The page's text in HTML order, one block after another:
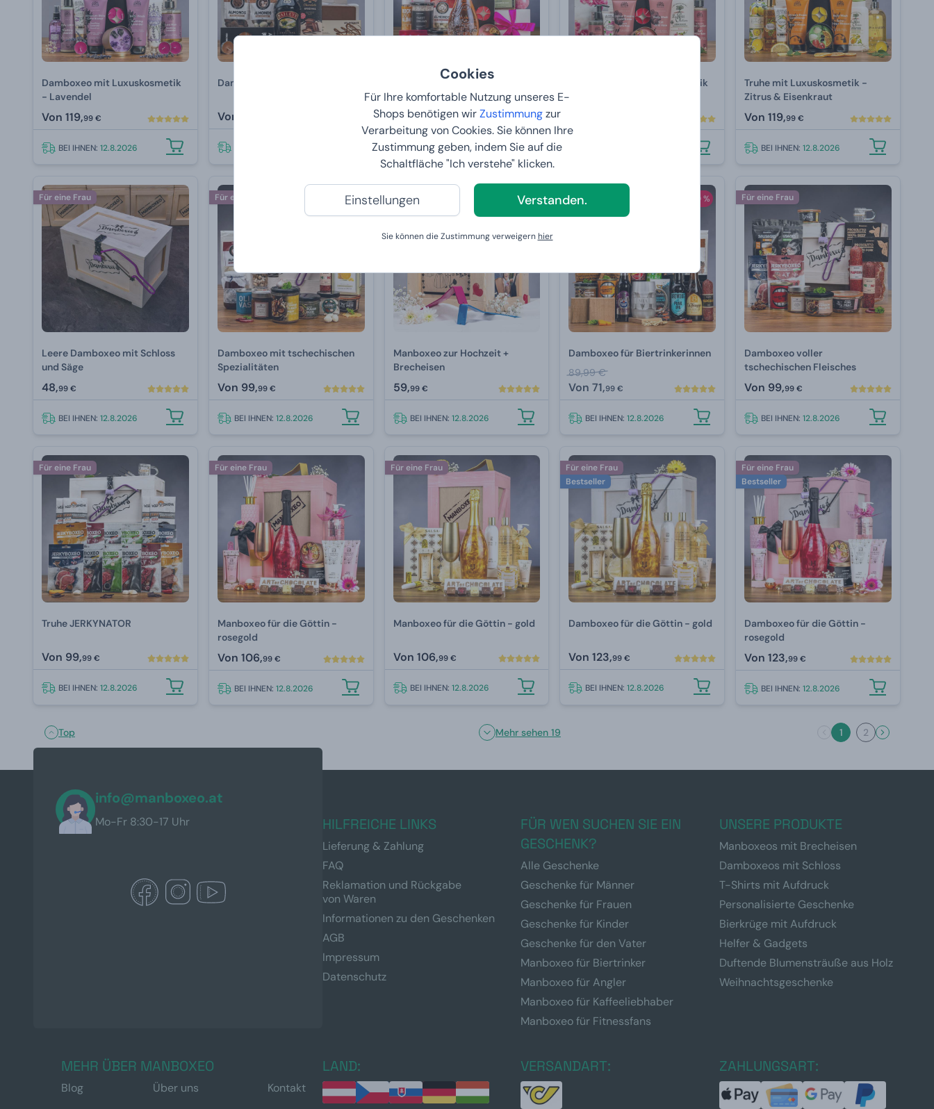
Cookies
Für Ihre komfortable Nutzung unseres E-
Shops benötigen wirZustimmungzur
Verarbeitung von Cookies. Sie können Ihre
Zustimmung geben, indem Sie auf die
Schaltfläche "Ich verstehe" klicken.
Einstellungen Verstanden.
Sie können die Zustimmung verweigernhier
Damboxeo mit Luxuskosmetik
- Lavendel
Von 119,99 €
BEI IHNEN: 12.8.2026
Damboxeo mit Baileys
Von
Wellness-Truhe mit Prosecco
Von139,99 €
BEI IHNEN:12.8.2026
Damboxeo mit Luxuskosmetik
- Rose
Truhe mit Luxuskosmetik -
Zitrus & Eisenkraut
Von119,99 €
BEI IHNEN:12.8.2026
Für eine Frau
Leere Damboxeo mit Schloss
und Säge
48,99 €
BEI IHNEN: 12.8.2026
Für eine Frau
Damboxeo mit tschechischen
Spezialitäten
Von 99,99 €
BEI IHNEN: 12.8.2026
Manboxeo zur Hochzeit +
Brecheisen
59,99 €
BEI IHNEN: 12.8.2026
-20 %
Für eine Frau
Damboxeo für Biertrinkerinnen
89,99 €
Von71,99 €
BEI IHNEN:12.8.2026
Für eine Frau
Damboxeo voller
tschechischen Fleisches
Von 99,99 €
BEI IHNEN:12.8.2026
Für eine Frau
Truhe JERKYNATOR
Von 99,99 €
BEI IHNEN: 12.8.2026
Für eine Frau
Manboxeo für die Göttin -
rosegold
Von 106,99 €
BEI IHNEN: 12.8.2026
Für eine Frau
Manboxeo für die Göttin - gold
Von 106,99 €
BEI IHNEN: 12.8.2026
Für eine Frau
Bestseller
Damboxeo für die Göttin - gold
Von123,99 €
BEI IHNEN:12.8.2026
Für eine Frau
Bestseller
Damboxeo für die Göttin -
rosegold
Von123,99 €
BEI IHNEN:12.8.2026
Top Mehr sehen 19 1 2
info@manboxeo.at
Mo-Fr 8:30-17 Uhr HILFREICHE LINKS
Lieferung & Zahlung
FAQ
Reklamation und Rückgabe
von Waren
Informationen zu den Geschenken
AGB
Impressum
Datenschutz
FÜR WEN SUCHEN SIE EIN
GESCHENK?
Alle Geschenke
Geschenke für Männer
Geschenke für Frauen
Geschenke für Kinder
Geschenke für den Vater
Manboxeo für Biertrinker
Manboxeo für Angler
Manboxeo für Kaffeeliebhaber
Manboxeo für Fitnessfans
UNSERE PRODUKTE
Manboxeos mit Brecheisen
Damboxeos mit Schloss
T-Shirts mit Aufdruck
Personalisierte Geschenke
Bierkrüge mit Aufdruck
Helfer & Gadgets
Duftende Blumensträuße aus Holz
Weihnachtsgeschenke
MEHR ÜBER MANBOXEO
Blog Über uns Kontakt
LAND: VERSANDART: ZAHLUNGSART: